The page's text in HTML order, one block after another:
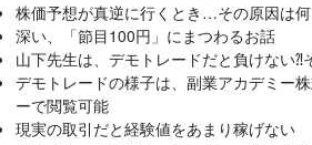
株価予想が真逆に行くとき…その原因は何
深い、「節目100円」にまつわるお話
山下先生は、デモトレードだと負けない⁈
デモトレードの様子は、副業アカデミー
ーで閲覧可能
現実の取引だと経験値をあまり稼げない